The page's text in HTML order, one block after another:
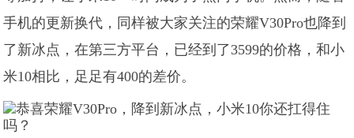
手机的更新换代，同样被大家关注的荣耀V30Pro也降到
了新冰点，在第三方平台，已经到了3599的价格，和小
米10相比，足足有400的差价。